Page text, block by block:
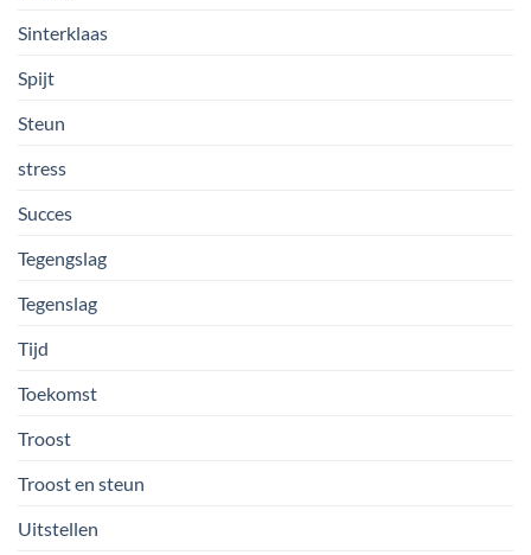
Sinterklaas
Spijt
Steun
stress
Succes
Tegengslag
Tegenslag
Tijd
Toekomst
Troost
Troost en steun
Uitstellen